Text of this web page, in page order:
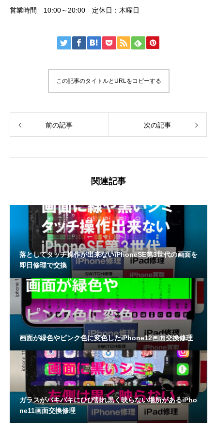
営業時間 10:00～20:00 定休日：木曜日
この記事のタイトルとURLをコピーする
前の記事 次の記事
関連記事
落としてタッチ操作が出来ないiPhoneSE第3世代の画面を
即日修理で交換
画面が緑色やピンク色に変色したiPhone12画面交換修理
ガラスがバキバキにひび割れ黒く映らない場所があるiPho
ne11画面交換修理